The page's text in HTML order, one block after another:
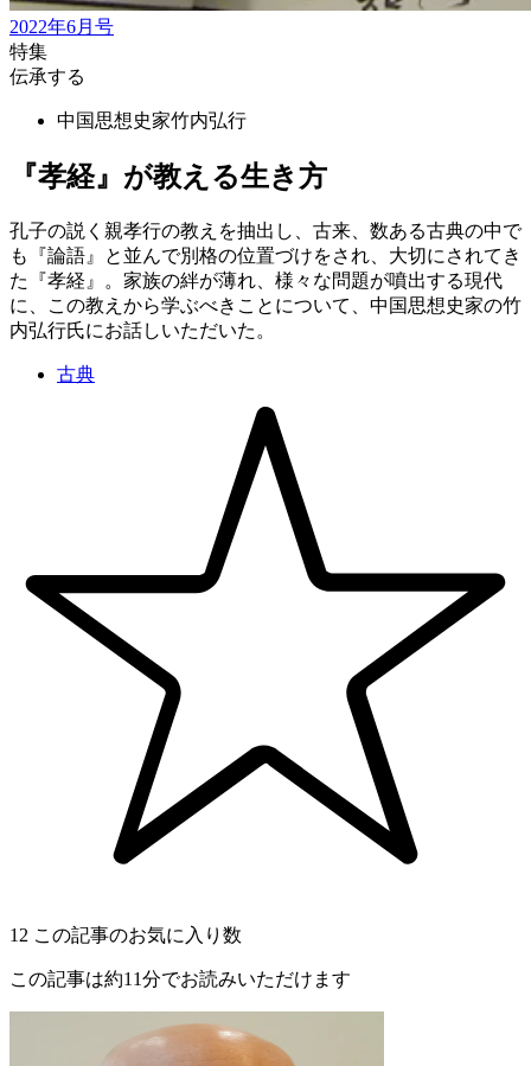
2022年6月号
特集
伝承する
中国思想史家竹内弘行
『孝経』が教える生き方
孔子の説く親孝行の教えを抽出し、古来、数ある古典の中で
も『論語』と並んで別格の位置づけをされ、大切にされてき
た『孝経』。家族の絆が薄れ、様々な問題が噴出する現代
に、この教えから学ぶべきことについて、中国思想史家の竹
内弘行氏にお話しいただいた。
古典
12 この記事のお気に入り数
この記事は約11分でお読みいただけます